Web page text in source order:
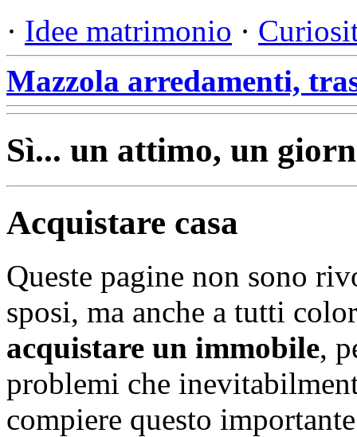
· Idee matrimonio ·
Mazzola arredamenti,
Sì... un attimo, un
Acquistare casa
Queste pagine non sono
sposi, ma anche a tutti
acquistare un immobile,
problemi che
compiere questo